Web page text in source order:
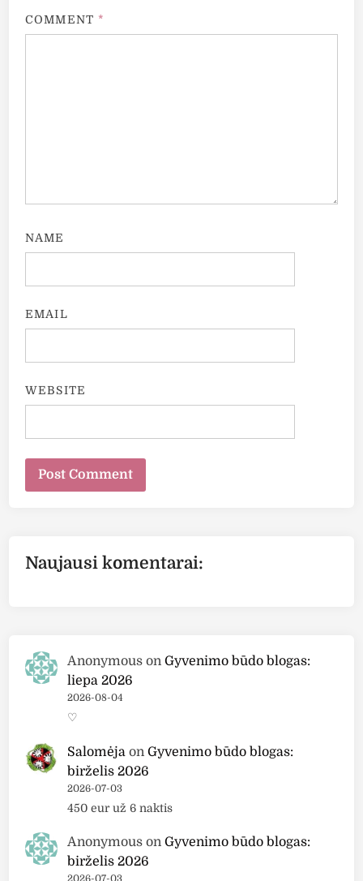
COMMENT *
NAME
EMAIL
WEBSITE
Naujausi komentarai:
Anonymous onGyvenimo būdo blogas:
liepa 2026
2026-08-04
♡
Salomėja onGyvenimo būdo blogas:
birželis 2026
2026-07-03
450 eur už 6 naktis
Anonymous onGyvenimo būdo blogas:
birželis 2026